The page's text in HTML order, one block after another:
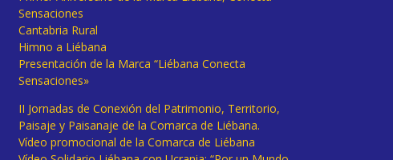
Sensaciones
Cantabria Rural
Himno a Liébana
Presentación de la Marca “Liébana Conecta
Sensaciones»
II Jornadas de Conexión del Patrimonio, Territorio,
Paisaje y Paisanaje de la Comarca de Liébana.
Vídeo promocional de la Comarca de Liébana